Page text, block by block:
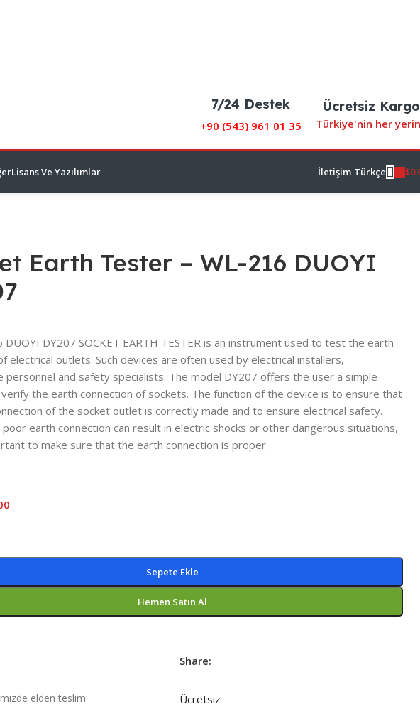
7/24 Destek
+90 (543) 961 01 35
Ücretsiz Kargo
Türkiye'nin her
Lisans Ve Yazılımlar İletişim Türkçe $
Earth Tester – WL-216 DUOYI
DUOYI DY207 SOCKET EARTH TESTER is an instrument used to test the earth
electrical outlets. Such devices are often used by electrical installers,
personnel and safety specialists. The model DY207 offers the user a simple
the earth connection of sockets. The function of the device is to ensure that
of the socket outlet is correctly made and to ensure electrical safety.
earth connection can result in electric shocks or other dangerous situations,
to make sure that the earth connection is proper.
Sepete Ekle
Hemen Satın Al
Share:
elden teslim Ücretsiz